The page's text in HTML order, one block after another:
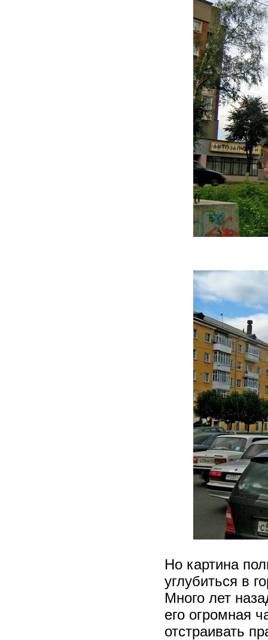
Но картина
углубиться в
Много лет
его огромная
отстраивать